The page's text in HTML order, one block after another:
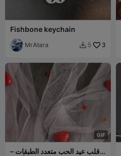
Fishbone keychain
MrAtara  5 3
GIF
قلب عيد الحب متعدد الطبقات –